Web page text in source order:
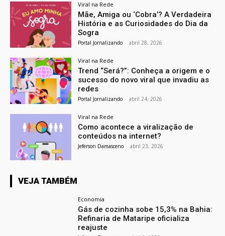
Viral na Rede
Mãe, Amiga ou ‘Cobra’? A Verdadeira
História e as Curiosidades do Dia da
Sogra
Portal Jornalizando - abril 28, 2026
Viral na Rede
Trend “Será?”: Conheça a origem e o
sucesso do novo viral que invadiu as
redes
Portal Jornalizando - abril 24, 2026
Viral na Rede
Como acontece a viralização de
conteúdos na internet?
Jeferson Damasceno - abril 23, 2026
VEJA TAMBÉM
Economia
Gás de cozinha sobe 15,3% na Bahia:
Refinaria de Mataripe oficializa
reajuste